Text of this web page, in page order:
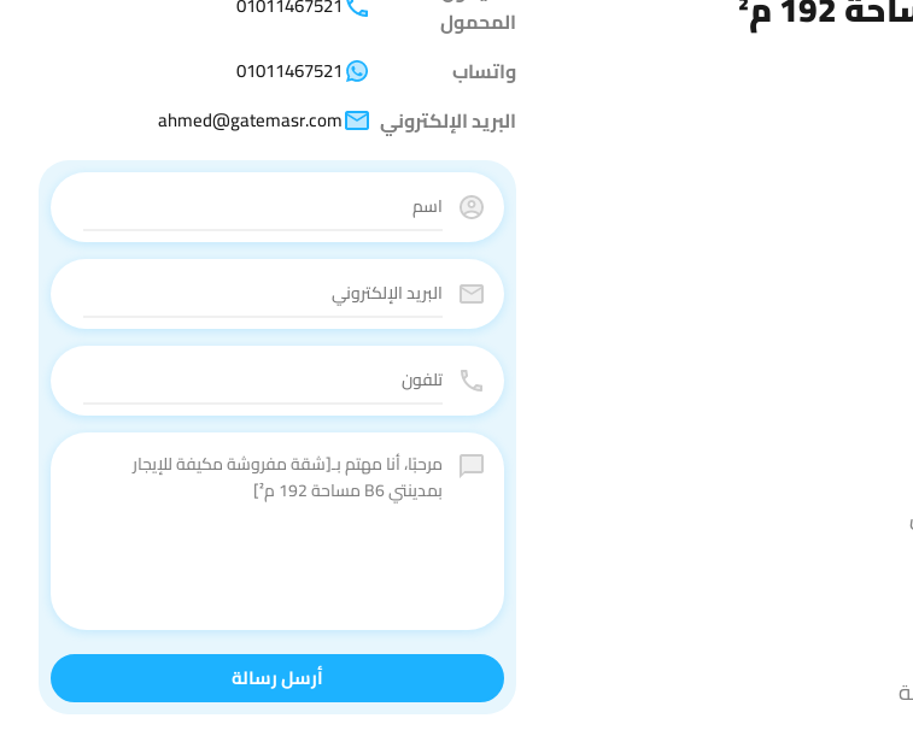
المحمول
واتساب 01011467521
البريد الإلكتروني ahmed@gatemasr.com
أرسل رسالة